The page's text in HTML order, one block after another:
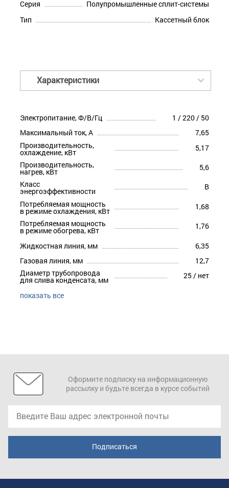
Серия
Полупромышленные сплит-системы
Тип
Кассетный блок
Характеристики
Электропитание, Ф/В/Гц
1 / 220 / 50
Максимальный ток, А
7,65
Производительность,
охлаждение, кВт
5,17
Производительность,
нагрев, кВт
5,6
Класс
энергоэффективности
B
Потребляемая мощность
в режиме охлаждения, кВт
1,68
Потребляемая мощность
в режиме обогрева, кВт 1,76
Жидкостная линия, мм
6,35
Газовая линия, мм
12,7
Диаметр трубопровода
для слива конденсата, мм 25 / нет
показать все
Оформите подписку на информационную
рассылку и будьте всегда в курсе событий